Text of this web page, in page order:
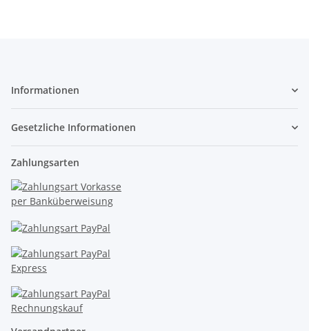
Informationen
Gesetzliche Informationen
Zahlungsarten